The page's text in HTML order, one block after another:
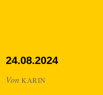
24.08.2024
Von KARIN